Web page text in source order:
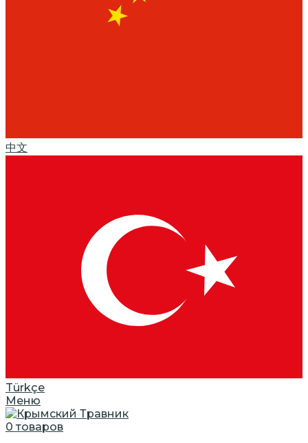
中文
Türkçe
Меню
0 товаров